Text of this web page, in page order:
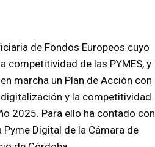
de Fondos Europeos cuyo
competitividad de las PYMES, y
marcha un Plan de Acción con
y la competitividad
2025. Para ello ha contado con
Digital de la Cámara de